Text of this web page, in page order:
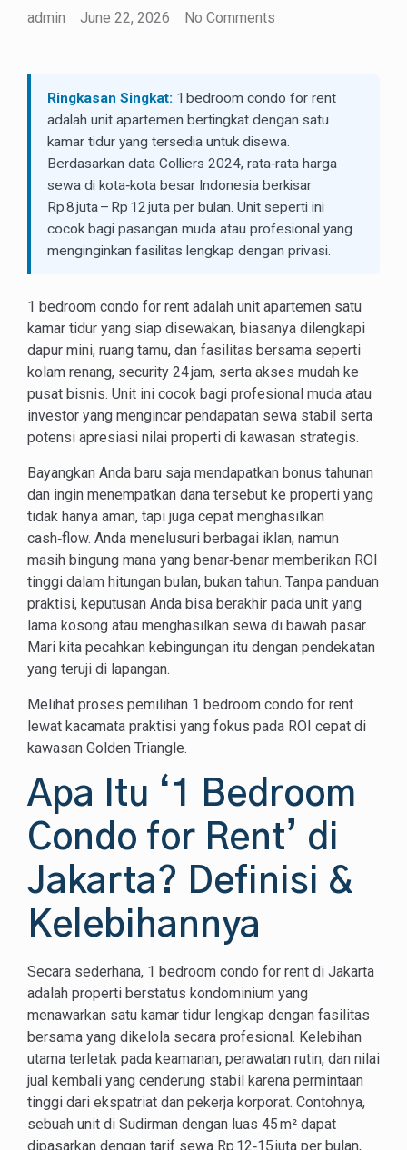
admin June 22, 2026 No Comments
Ringkasan Singkat: 1 bedroom condo for rent
adalah unit apartemen bertingkat dengan satu
kamar tidur yang tersedia untuk disewa.
Berdasarkan data Colliers 2024, rata‑rata harga
sewa di kota‑kota besar Indonesia berkisar
Rp 8 juta – Rp 12 juta per bulan. Unit seperti ini
cocok bagi pasangan muda atau profesional yang
menginginkan fasilitas lengkap dengan privasi.
1 bedroom condo for rent adalah unit apartemen satu
kamar tidur yang siap disewakan, biasanya dilengkapi
dapur mini, ruang tamu, dan fasilitas bersama seperti
kolam renang, security 24 jam, serta akses mudah ke
pusat bisnis. Unit ini cocok bagi profesional muda atau
investor yang mengincar pendapatan sewa stabil serta
potensi apresiasi nilai properti di kawasan strategis.
Bayangkan Anda baru saja mendapatkan bonus tahunan
dan ingin menempatkan dana tersebut ke properti yang
tidak hanya aman, tapi juga cepat menghasilkan
cash‑flow. Anda menelusuri berbagai iklan, namun
masih bingung mana yang benar‑benar memberikan ROI
tinggi dalam hitungan bulan, bukan tahun. Tanpa panduan
praktisi, keputusan Anda bisa berakhir pada unit yang
lama kosong atau menghasilkan sewa di bawah pasar.
Mari kita pecahkan kebingungan itu dengan pendekatan
yang teruji di lapangan.
Melihat proses pemilihan 1 bedroom condo for rent
lewat kacamata praktisi yang fokus pada ROI cepat di
kawasan Golden Triangle.
Apa Itu ‘1 Bedroom
Condo for Rent’ di
Jakarta? Definisi &
Kelebihannya
Secara sederhana, 1 bedroom condo for rent di Jakarta
adalah properti berstatus kondominium yang
menawarkan satu kamar tidur lengkap dengan fasilitas
bersama yang dikelola secara profesional. Kelebihan
utama terletak pada keamanan, perawatan rutin, dan nilai
jual kembali yang cenderung stabil karena permintaan
tinggi dari ekspatriat dan pekerja korporat. Contohnya,
sebuah unit di Sudirman dengan luas 45 m² dapat
dipasarkan dengan tarif sewa Rp 12‑15 juta per bulan,